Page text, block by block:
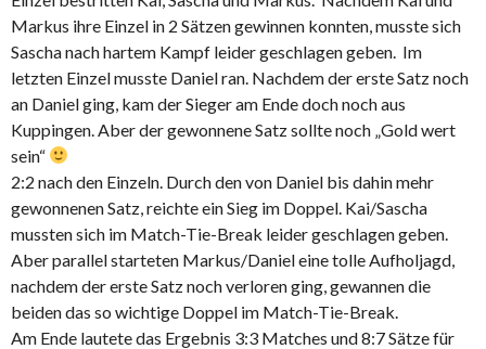
Markus ihre Einzel in 2 Sätzen gewinnen konnten, musste sich
Sascha nach hartem Kampf leider geschlagen geben. Im
letzten Einzel musste Daniel ran. Nachdem der erste Satz noch
an Daniel ging, kam der Sieger am Ende doch noch aus
Kuppingen. Aber der gewonnene Satz sollte noch „Gold wert
sein“
2:2 nach den Einzeln. Durch den von Daniel bis dahin mehr
gewonnenen Satz, reichte ein Sieg im Doppel. Kai/Sascha
mussten sich im Match-Tie-Break leider geschlagen geben.
Aber parallel starteten Markus/Daniel eine tolle Aufholjagd,
nachdem der erste Satz noch verloren ging, gewannen die
beiden das so wichtige Doppel im Match-Tie-Break.
Am Ende lautete das Ergebnis 3:3 Matches und 8:7 Sätze für